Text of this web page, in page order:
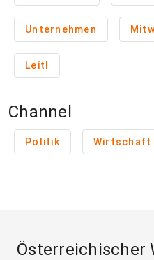
Unternehmen
Leitl
Channel
Politik Wirtschaft
Österreichischer